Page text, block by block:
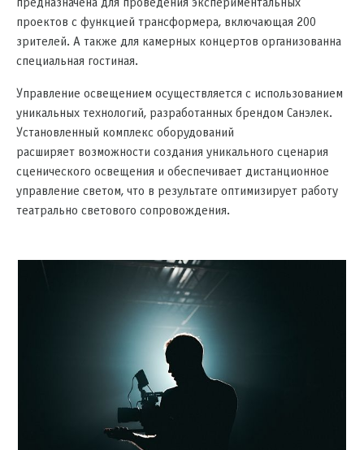
предназначена для проведения экспериментальных
проектов с функцией трансформера, включающая 200
зрителей. А также для камерных концертов организованна
специальная гостиная.
Управление освещением осуществляется с использованием
уникальных технологий, разработанных брендом Санэлек.
Установленный комплекс оборудований
расширяет возможности создания уникального сценария
сценического освещения и обеспечивает дистанционное
управление светом, что в результате оптимизирует работу
театрально светового сопровождения.